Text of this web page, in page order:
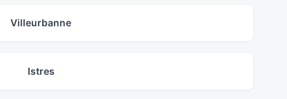
Villeurbanne
Istres